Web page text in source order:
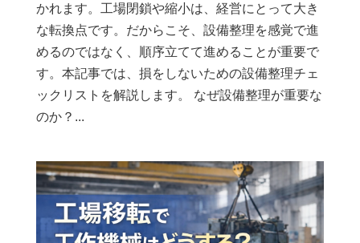
かれます。工場閉鎖や縮小は、経営にとって大き
な転換点です。だからこそ、設備整理を感覚で進
めるのではなく、順序立てて進めることが重要で
す。本記事では、損をしないための設備整理チェ
ックリストを解説します。 なぜ設備整理が重要な
のか？...